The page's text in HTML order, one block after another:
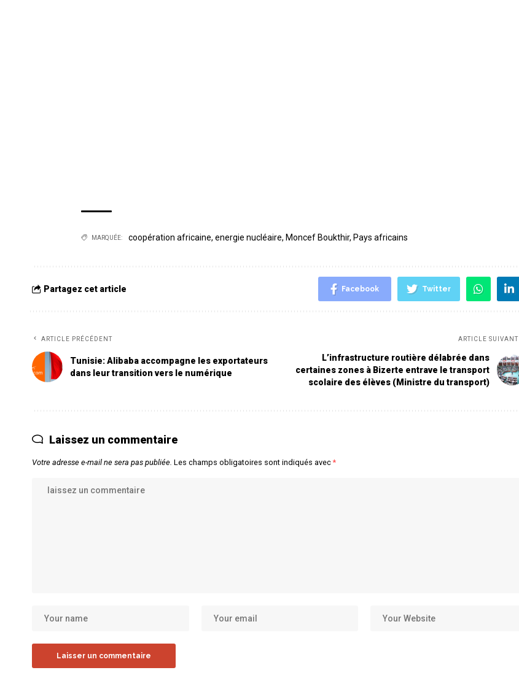
MARQUÉE: coopération africaine, energie nucléaire, Moncef Boukthir, Pays africains
Partagez cet article Facebook Twitter
ARTICLE PRÉCÉDENT
Tunisie: Alibaba accompagne les exportateurs
dans leur transition vers le numérique
ARTICLE SUIVANT
L’infrastructure routière délabrée dans
certaines zones à Bizerte entrave le transport
scolaire des élèves (Ministre du transport)
Laissez un commentaire
Votre adresse e-mail ne sera pas publiée. Les champs obligatoires sont indiqués avec*